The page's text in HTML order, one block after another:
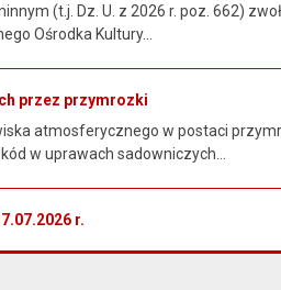
(t.j. Dz. U. z 2026 r. poz. 662)
Ośrodka Kultury...
przez przymrozki
atmosferycznego w postaci
w uprawach sadowniczych...
r.